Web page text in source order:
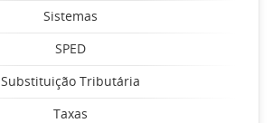
Sistemas
SPED
Substituição Tributária
Taxas